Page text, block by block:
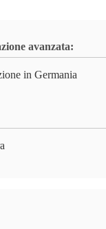
avanzata:
in Germania